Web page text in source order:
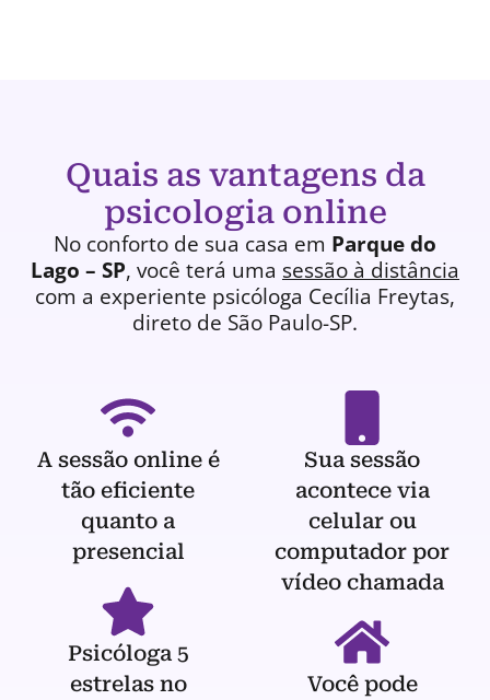
Quais as vantagens da
psicologia online
No conforto de sua casa em Parque do
Lago – SP, você terá uma sessão à distância
com a experiente psicóloga Cecília Freytas,
direto de São Paulo-SP.
A sessão online é
tão eficiente
quanto a
presencial
Psicóloga 5
estrelas no
Sua sessão
acontece via
celular ou
computador por
vídeo chamada
Você pode